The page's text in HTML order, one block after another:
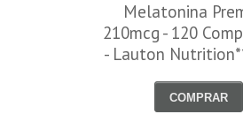
Melatonina
210mcg - 120
- Lauton
COMPRAR